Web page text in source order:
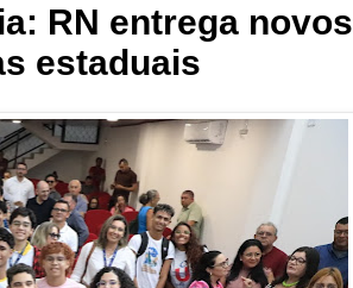
RN entrega novos
estaduais